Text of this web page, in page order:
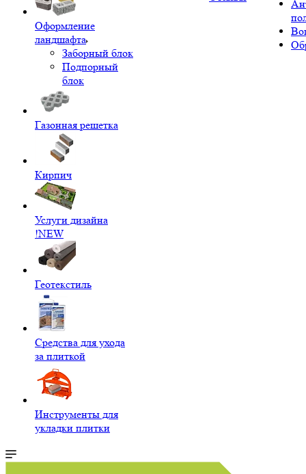
Оформление
ландшафта
Заборный блок
Подпорный
блок
Газонная решетка
Кирпич
Услуги дизайна
!NEW
Геотекстиль
Средства для ухода
за плиткой
Инструменты для
укладки плитки